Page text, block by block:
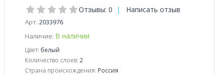
Отзывы: 0 | Написать отзыв
Арт. 2033976
Наличие: В наличии
Цвет: белый
Количество слоев: 2
Страна происхождения: Россия